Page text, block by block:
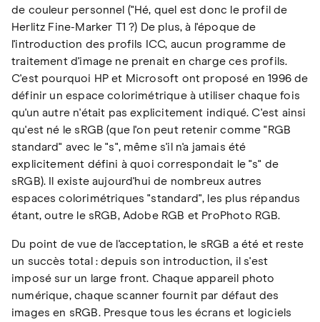
de couleur personnel ("Hé, quel est donc le profil de
Herlitz Fine-Marker T1 ?) De plus, à l'époque de
l'introduction des profils ICC, aucun programme de
traitement d'image ne prenait en charge ces profils.
C'est pourquoi HP et Microsoft ont proposé en 1996 de
définir un espace colorimétrique à utiliser chaque fois
qu'un autre n'était pas explicitement indiqué. C'est ainsi
qu'est né le sRGB (que l'on peut retenir comme "RGB
standard" avec le "s", même s'il n'a jamais été
explicitement défini à quoi correspondait le "s" de
sRGB). Il existe aujourd'hui de nombreux autres
espaces colorimétriques "standard", les plus répandus
étant, outre le sRGB, Adobe RGB et ProPhoto RGB.
Du point de vue de l'acceptation, le sRGB a été et reste
un succès total : depuis son introduction, il s'est
imposé sur un large front. Chaque appareil photo
numérique, chaque scanner fournit par défaut des
images en sRGB. Presque tous les écrans et logiciels